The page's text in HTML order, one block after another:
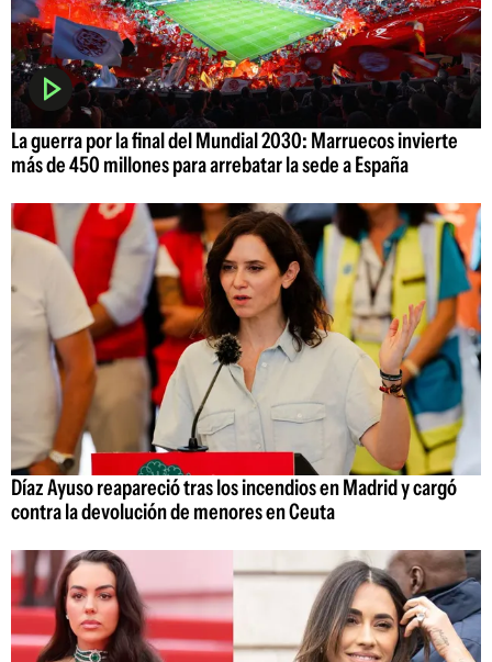
La guerra por la final del Mundial 2030: Marruecos invierte
más de 450 millones para arrebatar la sede a España
Díaz Ayuso reapareció tras los incendios en Madrid y cargó
contra la devolución de menores en Ceuta